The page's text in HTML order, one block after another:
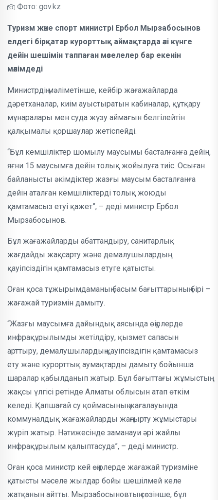
Фото: gov.kz
Туризм және спорт министрі Ербол Мырзабосынов
елдегі бірқатар курорттық аймақтарда әлі күнге
дейін шешімін таппаған мәселелер бар екенін
мәлімдеді
Министрдің мәліметінше, кейбір жағажайларда
дәретханалар, киім ауыстыратын кабиналар, құтқару
мұнаралары мен суда жүзу аймағын белгілейтін
қалқымалы қоршаулар жетіспейді.
“Бұл кемшіліктер шомылу маусымы басталғанға дейін,
яғни 15 маусымға дейін толық жойылуға тиіс. Осыған
байланысты әкімдіктер жазғы маусым басталғанға
дейін аталған кемшіліктерді толық жоюды
қамтамасыз етуі қажет”, – деді министр Ербол
Мырзабосынов.
Бұл жағажайларды абаттандыру, санитарлық
жағдайды жақсарту және демалушылардың
қауіпсіздігін қамтамасыз етуге қатысты.
Оған қоса тұжырымдаманың басым бағыттарының бірі –
жағажай туризмін дамыту.
“Жазғы маусымға дайындық аясында өңірлерде
инфрақұрылымды жетілдіру, қызмет сапасын
арттыру, демалушылардың қауіпсіздігін қамтамасыз
ету және курорттық аумақтарды дамыту бойынша
шаралар қабылданып жатыр. Бұл бағыттағы жұмыстың
жақсы үлгісі ретінде Алматы облысын атап өткім
келеді. Қапшағай су қоймасының жағалауында
коммуналдық жағажайларды жаңғырту жұмыстары
жүріп жатыр. Нәтижесінде заманауи әрі жайлы
инфрақұрылым қалыптасуда”, – деді министр.
Оған қоса министр кей өңірлерде жағажай туризміне
қатысты мәселе жылдар бойы шешілмей келе
жатқанын айтты. Мырзабосыновтың сөзінше, бұл